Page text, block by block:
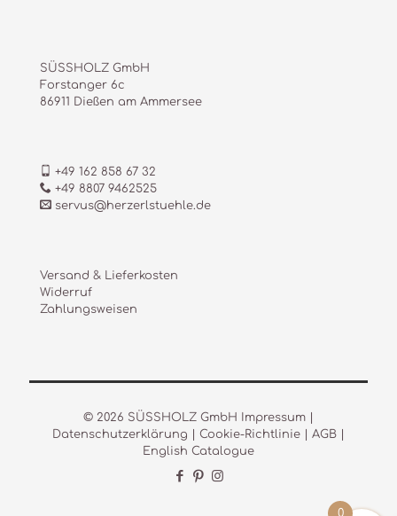
SÜSSHOLZ GmbH
Forstanger 6c
86911 Dießen am Ammersee
+49 162 858 67 32
+49 8807 9462525
servus@herzerlstuehle.de
Versand & Lieferkosten
Widerruf
Zahlungsweisen
© 2026 SÜSSHOLZ GmbH Impressum
Datenschutzerklärung
Cookie-Richtlinie AGB
English Catalogue
0